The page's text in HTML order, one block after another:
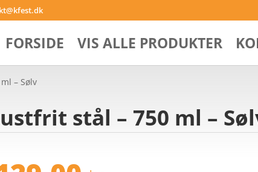
FORSIDE VIS ALLE PRODUKTER
– Sølv
stål – 750 ml –